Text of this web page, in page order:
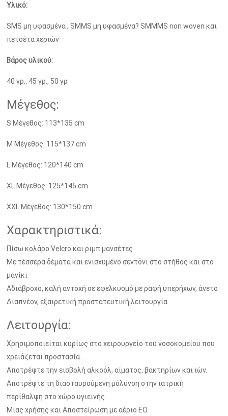
Υλικό:
SMS μη υφασμένα ; SMMS μη υφασμένα? SMMMS non woven και
πετσέτα χεριών
Βάρος υλικού:
40 γρ., 45 γρ., 50 γρ
Μέγεθος:
S Μέγεθος: 113*135 cm
M Μέγεθος: 115*137 cm
L Μέγεθος: 120*140 cm
XL Μέγεθος: 125*145 cm
XXL Μέγεθος: 130*150 cm
Χαρακτηριστικά:
Πίσω κολάρο Velcro και ριμπ μανσέτες
Με τέσσερα δέματα και ενισχυμένο σεντόνι στο στήθος και στο
μανίκι
Αδιάβροχο, καλή αντοχή σε εφελκυσμό με ραφή υπερήχων, άνετο
Διαπνέον, εξαιρετική προστατευτική λειτουργία
Λειτουργία:
Χρησιμοποιείται κυρίως στο χειρουργείο του νοσοκομείου που
χρειάζεται προστασία.
Αποτρέψτε την εισβολή αλκοόλ, αίματος, βακτηρίων και ιών.
Αποτρέψτε τη διασταυρούμενη μόλυνση στην ιατρική
περίθαλψη στο χώρο υγιεινής.
Μίας χρήσης και Αποστείρωση με αέριο EO